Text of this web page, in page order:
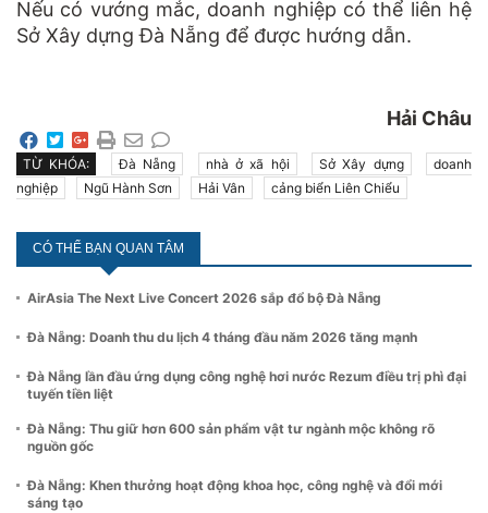
Nếu có vướng mắc, doanh nghiệp có thể liên hệ
Sở Xây dựng Đà Nẵng để được hướng dẫn.
Hải Châu
TỪ KHÓA: Đà Nẵng nhà ở xã hội Sở Xây dựng
doanh
nghiệp
Ngũ Hành Sơn Hải Vân cảng biển Liên Chiểu
CÓ THỂ BẠN QUAN TÂM
AirAsia The Next Live Concert 2026 sắp đổ bộ Đà Nẵng
Đà Nẵng: Doanh thu du lịch 4 tháng đầu năm 2026 tăng mạnh
Đà Nẵng lần đầu ứng dụng công nghệ hơi nước Rezum điều trị phì đại
tuyến tiền liệt
Đà Nẵng: Thu giữ hơn 600 sản phẩm vật tư ngành mộc không rõ
nguồn gốc
Đà Nẵng: Khen thưởng hoạt động khoa học, công nghệ và đổi mới
sáng tạo